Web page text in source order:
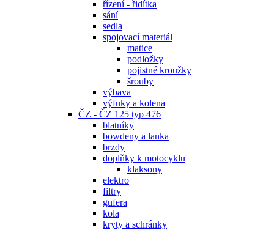
řízení - řidítka
sání
sedla
spojovací materiál
matice
podložky
pojistné kroužky
šrouby
výbava
výfuky a kolena
ČZ - ČZ 125 typ 476
blatníky
bowdeny a lanka
brzdy
doplňky k motocyklu
klaksony
elektro
filtry
gufera
kola
kryty a schránky